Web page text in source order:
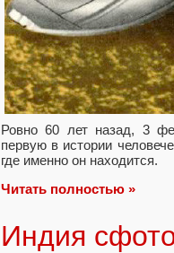
Ровно 60 лет назад, 3
первую в истории
где именно он находится.
Читать полностью »
Индия